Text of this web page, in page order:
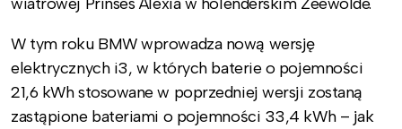
W tym roku BMW wprowadza nową wersję
elektrycznych i3, w których baterie o pojemności
21,6 kWh stosowane w poprzedniej wersji zostaną
zastąpione bateriami o pojemności 33,4 kWh – jak